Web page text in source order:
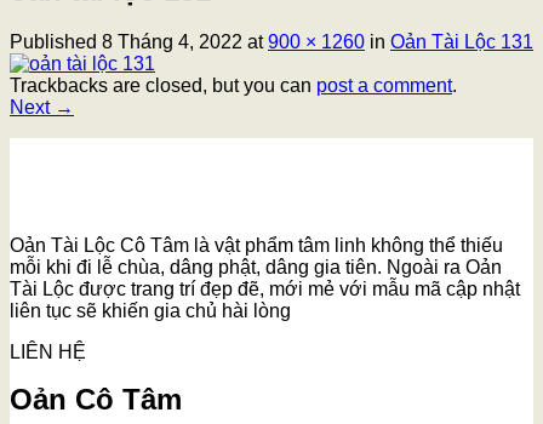
Published 8 Tháng 4, 2022 at900 × 1260 in Oản Tài Lộc 131
Trackbacks are closed, but you can post a comment.
Next →
Oản Tài Lộc Cô Tâm là vật phẩm tâm linh không thể thiếu
mỗi khi đi lễ chùa, dâng phật, dâng gia tiên. Ngoài ra Oản
Tài Lộc được trang trí đẹp đẽ, mới mẻ với mẫu mã cập nhật
liên tục sẽ khiến gia chủ hài lòng
LIÊN HỆ
Oản Cô Tâm